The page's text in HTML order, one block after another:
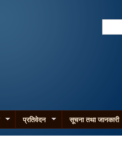
Search
प्रतिवेदन सूचना तथा जानकारी